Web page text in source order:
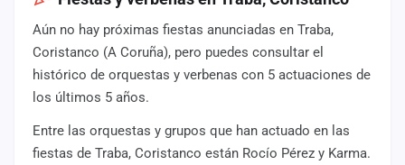
Aún no hay próximas fiestas anunciadas en Traba,
Coristanco (A Coruña), pero puedes consultar el
histórico de orquestas y verbenas con 5 actuaciones de
los últimos 5 años.
Entre las orquestas y grupos que han actuado en las
fiestas de Traba, Coristanco están Rocío Pérez y Karma.
Vídeos
Anuncios
Iniciar
sesión